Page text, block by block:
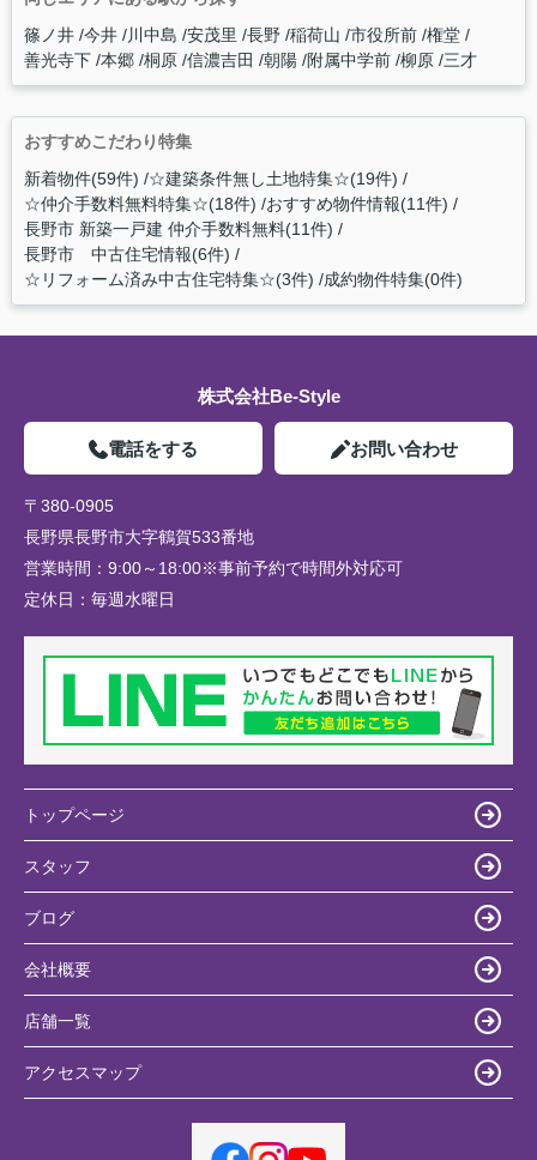
篠ノ井 今井 川中島 安茂里 長野 稲荷山 市役所前 権堂
善光寺下 本郷 桐原 信濃吉田 朝陽 附属中学前 柳原 三才
おすすめこだわり特集
新着物件(59件) ☆建築条件無し土地特集☆(19件)
☆仲介手数料無料特集☆(18件) おすすめ物件情報(11件)
長野市 新築一戸建 仲介手数料無料(11件)
長野市 中古住宅情報(6件)
☆リフォーム済み中古住宅特集☆(3件) 成約物件特集(0件)
株式会社Be-Style
電話をする お問い合わせ
〒380-0905
長野県長野市大字鶴賀533番地
営業時間： 9:00～18:00※事前予約で時間外対応可
定休日： 毎週水曜日
トップページ
スタッフ
ブログ
会社概要
店舗一覧
アクセスマップ